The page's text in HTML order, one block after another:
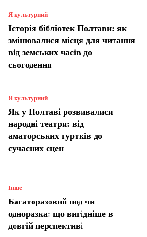
Я культурний
Історія бібліотек Полтави: як
змінювалися місця для читання
від земських часів до
сьогодення
Я культурний
Як у Полтаві розвивалися
народні театри: від
аматорських гуртків до
сучасних сцен
Інше
Багаторазовий под чи
одноразка: що вигідніше в
довгій перспективі